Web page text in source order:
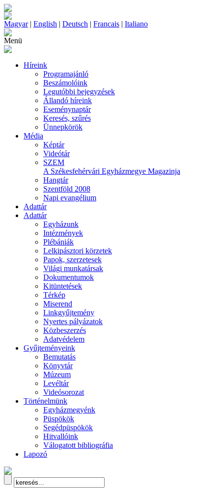
Magyar| English | Deutsch | Francais | Italiano
Menü
Híreink
Programajánló
Beszámolóink
Legutóbbi bejegyzések
Állandó híreink
Eseménynaptár
Keresés, szűrés
Ünnepkörök
Média
Képtár
Videótár
SZEM
A Székesfehérvári Egyházmegye Magazinja
Hangtár
Szentföld 2008
Napi evangélium
Adattár
Adattár
Egyházunk
Intézmények
Plébániák
Lelkipásztori körzetek
Papok, szerzetesek
Világi munkatársak
Dokumentumok
Kitüntetések
Térkép
Miserend
Linkgyűjtemény
Nyertes pályázatok
Közbeszerzés
Adatvédelem
Gyűjteményeink
Bemutatás
Könyvtár
Múzeum
Levéltár
Videósorozat
Történelmünk
Egyházmegyénk
Püspökök
Segédpüspökök
Hitvallóink
Válogatott bibliográfia
Lapozó